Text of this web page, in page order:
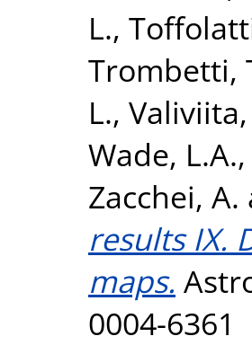
L.,
Trombetti,
L., Valiviita,
Wade, L.A.,
Zacchei, A.
results IX.
maps.
0004-6361